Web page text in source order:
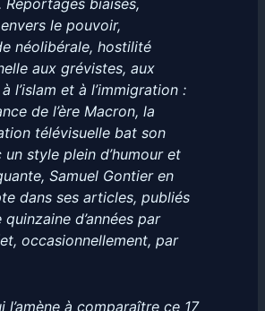
Reportages biaisés,
le pouvoir,
néolibérale, hostilité
aux grévistes, aux
l’islam et à l’immigration :
de l’ère Macron, la
télévisuelle bat son
un style plein d’humour et
Samuel Gontier en
dans ses articles, publiés
d’années par
occasionnellement, par
l’amène à comparaître ce 17